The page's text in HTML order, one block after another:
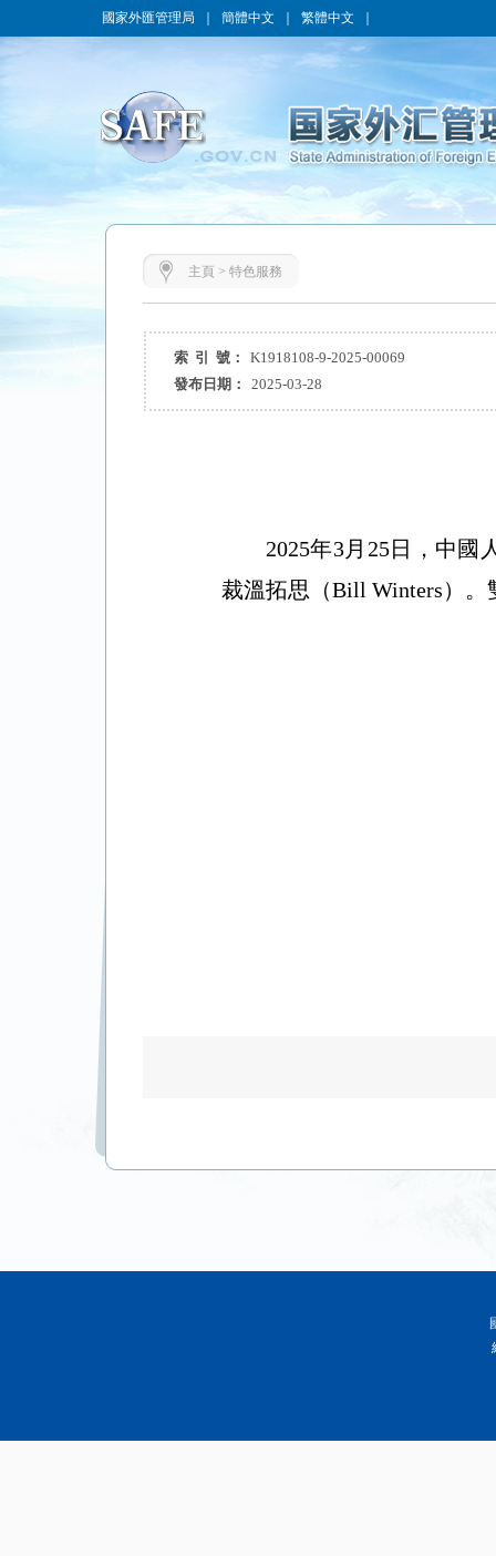
國家外匯管理局 簡體中文 繁體中文
主頁 > 特色服務
索 引 號：
K1918108-9-2025-00069
發布日期：
2025-03-28
2025年3月 25日，中國
裁溫拓思（Bill Winters）。